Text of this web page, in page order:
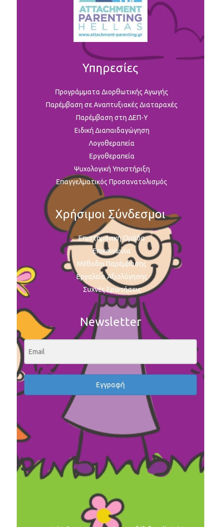
Υπηρεσίες
Προγράμματα Διορθωτικής Αγωγής
Παρέμβαση σε Αναπτυξιακές Διαταραχές
Παρέμβαση στη ΔΕΠ-Υ
Ειδική Διαπαιδαγώγηση
Λογοθεραπεία
Εργοθεραπεία
Ψυχολογική Υποστήριξη
Επαγγελματικός Προσανατολισμός
Χρήσιμοι Σύνδεσμοι
Επιστημονική Ομάδα
Επικοινωνία
Μέθοδοι Παρέμβασης
Εργαλεία Αξιολόγησης
Συχνές Ερωτήσεις
Newsletter
Εγγραφή